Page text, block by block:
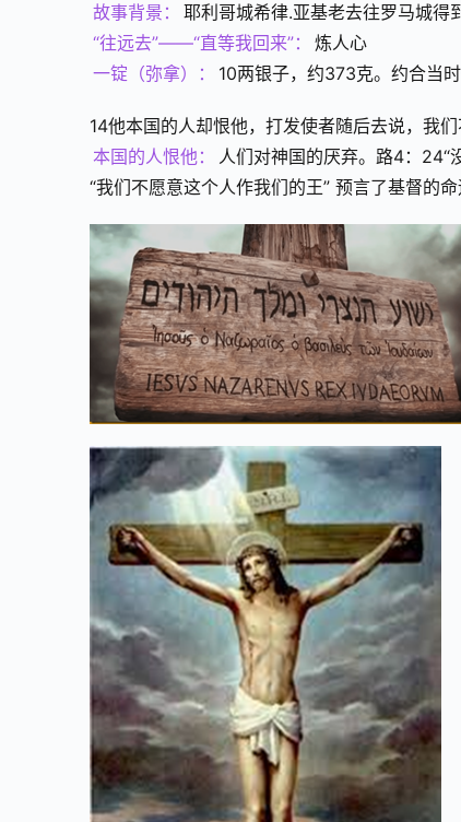
故事背景：
耶利哥城希律.亚基老去往罗马城得
“往远去”——“直等我回来”：
炼人心
一锭（弥拿）：
10两银子，约373克。约合当
14他本国的人却恨他，打发使者随后去说，我们
本国的人恨他：
人们对神国的厌弃。路4：24“
“我们不愿意这个人作我们的王” 预言了基督的命